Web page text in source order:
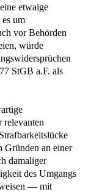
etwaige
um
vor Behörden
würde
StGB a.F. als
relevanten
Gründen an einer
damaliger
des Umgangs
— mit